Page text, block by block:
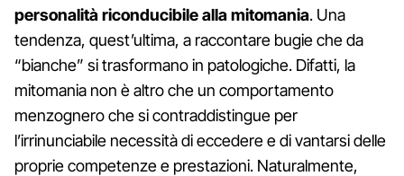
personalità riconducibile alla mitomania. Una
tendenza, quest’ultima, a raccontare bugie che da
“bianche” si trasformano in patologiche. Difatti, la
mitomania non è altro che un comportamento
menzognero che si contraddistingue per
l’irrinunciabile necessità di eccedere e di vantarsi delle
proprie competenze e prestazioni. Naturalmente,